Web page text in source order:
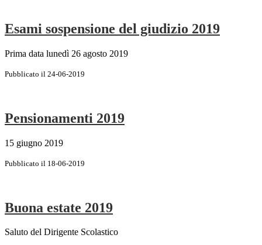
Esami sospensione del giudizio 2019
Prima data lunedì 26 agosto 2019
Pubblicato il 24-06-2019
Pensionamenti 2019
15 giugno 2019
Pubblicato il 18-06-2019
Buona estate 2019
Saluto del Dirigente Scolastico